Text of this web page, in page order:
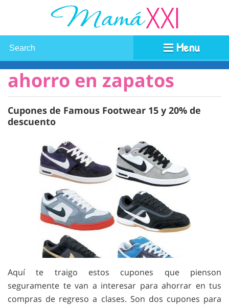
Menu
ahorro en zapatos
Cupones de Famous Footwear 15 y 20% de
descuento
Aquí te traigo estos cupones que pienson
seguramente te van a interesar para ahorrar en tus
compras de regreso a clases. Son dos cupones para